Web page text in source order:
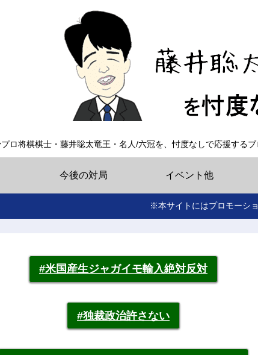
プロ将棋棋士・藤井聡太竜王・名人/六冠を、忖度なしで応援す
今後の対局 イベント他
※本サイトにはプロモーシ
#米国産生ジャガイモ輸入絶対反対
#独裁政治許さない